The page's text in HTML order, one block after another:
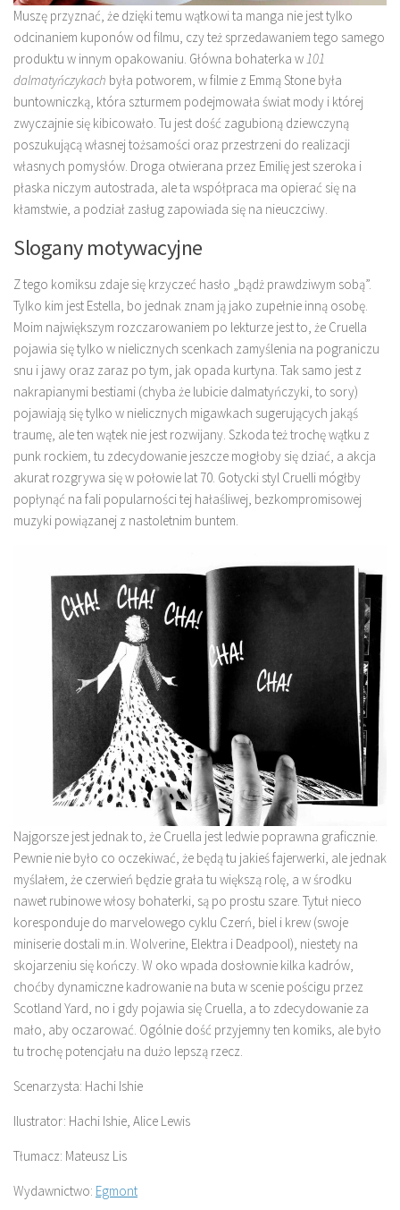
Muszę przyznać, że dzięki temu wątkowi ta manga nie jest tylko
odcinaniem kuponów od filmu, czy też sprzedawaniem tego samego
produktu w innym opakowaniu. Główna bohaterka w101
dalmatyńczykach była potworem, w filmie z Emmą Stone była
buntowniczką, która szturmem podejmowała świat mody i której
zwyczajnie się kibicowało. Tu jest dość zagubioną dziewczyną
poszukującą własnej tożsamości oraz przestrzeni do realizacji
własnych pomysłów. Droga otwierana przez Emilię jest szeroka i
płaska niczym autostrada, ale ta współpraca ma opierać się na
kłamstwie, a podział zasług zapowiada się na nieuczciwy.
Slogany motywacyjne
Z tego komiksu zdaje się krzyczeć hasło „bądż prawdziwym sobą”.
Tylko kim jest Estella, bo jednak znam ją jako zupełnie inną osobę.
Moim największym rozczarowaniem po lekturze jest to, że Cruella
pojawia się tylko w nielicznych scenkach zamyślenia na pograniczu
snu i jawy oraz zaraz po tym, jak opada kurtyna. Tak samo jest z
nakrapianymi bestiami (chyba że lubicie dalmatyńczyki, to sory)
pojawiają się tylko w nielicznych migawkach sugerujących jakąś
traumę, ale ten wątek nie jest rozwijany. Szkoda też trochę wątku z
punk rockiem, tu zdecydowanie jeszcze mogłoby się dziać, a akcja
akurat rozgrywa się w połowie lat 70. Gotycki styl Cruelli mógłby
popłynąć na fali popularności tej hałaśliwej, bezkompromisowej
muzyki powiązanej z nastoletnim buntem.
Najgorsze jest jednak to, że Cruella jest ledwie poprawna graficznie.
Pewnie nie było co oczekiwać, że będą tu jakieś fajerwerki, ale jednak
myślałem, że czerwień będzie grała tu większą rolę, a w środku
nawet rubinowe włosy bohaterki, są po prostu szare. Tytuł nieco
koresponduje do marvelowego cyklu Czerń, biel i krew (swoje
miniserie dostali m.in. Wolverine, Elektra i Deadpool), niestety na
skojarzeniu się kończy. W oko wpada dosłownie kilka kadrów,
choćby dynamiczne kadrowanie na buta w scenie pościgu przez
Scotland Yard, no i gdy pojawia się Cruella, a to zdecydowanie za
mało, aby oczarować. Ogólnie dość przyjemny ten komiks, ale było
tu trochę potencjału na dużo lepszą rzecz.
Scenarzysta: Hachi Ishie
Ilustrator: Hachi Ishie, Alice Lewis
Tłumacz: Mateusz Lis
Wydawnictwo: Egmont